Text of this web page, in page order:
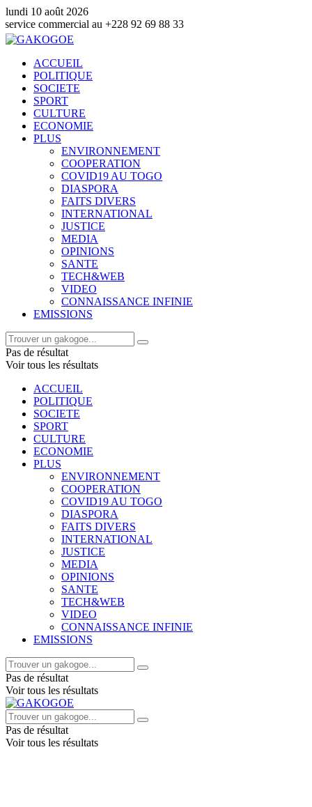
lundi 10 août 2026
au +228 92 69 88 33
ACCUEIL
POLITIQUE
SOCIETE
SPORT
CULTURE
ECONOMIE
PLUS
ENVIRONNEMENT
COOPERATION
COVID19 AU TOGO
DIASPORA
FAITS DIVERS
INTERNATIONAL
JUSTICE
MEDIA
OPINIONS
SANTE
TECH&WEB
VIDEO
CONNAISSANCE INFINIE
EMISSIONS
Pas de résultat
Voir tous les résultats
ACCUEIL
POLITIQUE
SOCIETE
SPORT
CULTURE
ECONOMIE
PLUS
ENVIRONNEMENT
COOPERATION
COVID19 AU TOGO
DIASPORA
FAITS DIVERS
INTERNATIONAL
JUSTICE
MEDIA
OPINIONS
SANTE
TECH&WEB
VIDEO
CONNAISSANCE INFINIE
EMISSIONS
Pas de résultat
Voir tous les résultats
Pas de résultat
Voir tous les résultats